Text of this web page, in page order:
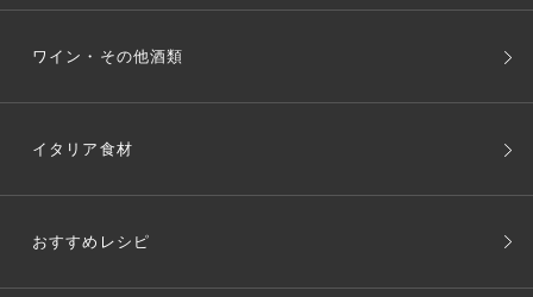
ワイン・その他酒類
イタリア食材
おすすめレシピ